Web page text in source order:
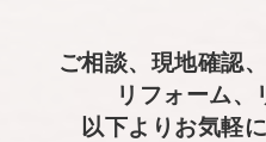
ご相談、現地確認
リフォーム、
以下よりお気軽